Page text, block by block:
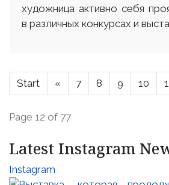
художница активно себя
в различных конкурсах и
Start « 7 8 9 10
Page 12 of 77
Latest Instagram
Instagram